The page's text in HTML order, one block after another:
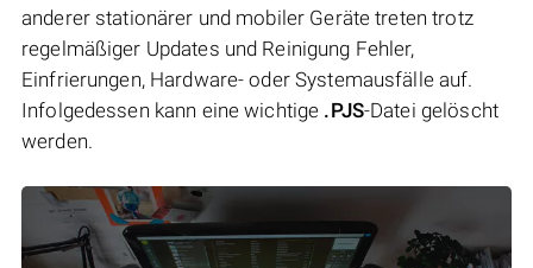
anderer stationärer und mobiler Geräte treten trotz
regelmäßiger Updates und Reinigung Fehler,
Einfrierungen, Hardware- oder Systemausfälle auf.
Infolgedessen kann eine wichtige .PJS-Datei gelöscht
werden.